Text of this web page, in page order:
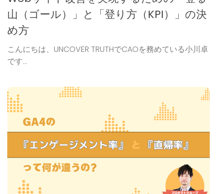
山（ゴール）」と「登り方（KPI）」の決
め方
こんにちは、UNCOVER TRUTHでCAOを務めている小川卓
です...